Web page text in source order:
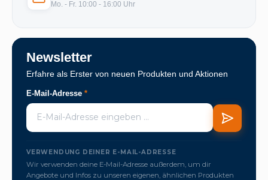
Mo. - Fr. 10:00 - 16:00 Uhr
Newsletter
Erfahre als Erster von neuen Produkten und Aktionen
E-Mail-Adresse *
VERWENDUNG DEINER E-MAIL-ADRESSE
Wir verwenden deine E-Mail-Adresse außerdem, um dir
Angebote und Infos zu unseren eigenen, ähnlichen Produkten